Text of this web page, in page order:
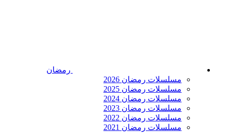
رمضان
مسلسلات رمضان 2026
مسلسلات رمضان 2025
مسلسلات رمضان 2024
مسلسلات رمضان 2023
مسلسلات رمضان 2022
مسلسلات رمضان 2021